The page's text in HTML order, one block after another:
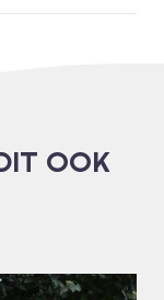
OOK